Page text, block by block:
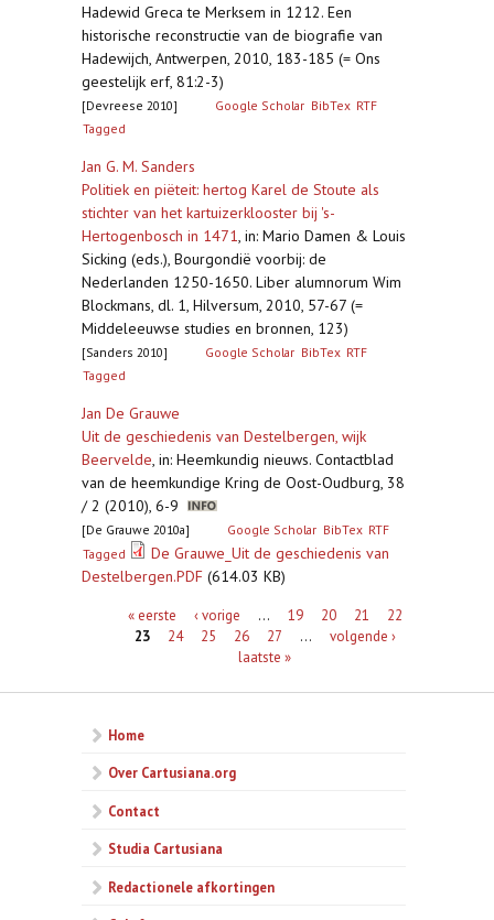
Hadewid Greca te Merksem in 1212. Een
historische reconstructie van de biografie van
Hadewijch, Antwerpen, 2010, 183-185 (= Ons
geestelijk erf, 81:2-3)
[Devreese 2010] Google Scholar BibTex RTF
Tagged
Jan G. M. Sanders
Politiek en piëteit: hertog Karel de Stoute als
stichter van het kartuizerklooster bij 's-
Hertogenbosch in 1471, in: Mario Damen & Louis
Sicking (eds.), Bourgondië voorbij: de
Nederlanden 1250-1650. Liber alumnorum Wim
Blockmans, dl. 1, Hilversum, 2010, 57-67 (=
Middeleeuwse studies en bronnen, 123)
[Sanders 2010] Google Scholar BibTex RTF
Tagged
Jan De Grauwe
Uit de geschiedenis van Destelbergen, wijk
Beervelde, in: Heemkundig nieuws. Contactblad
van de heemkundige Kring de Oost-Oudburg, 38
/ 2 (2010), 6-9
[De Grauwe 2010a] Google Scholar BibTex RTF
Tagged
De Grauwe_Uit de geschiedenis van
Destelbergen.PDF (614.03 KB)
Pagina's« eerste ‹ vorige … 19 20 21
22
23
24 25 26 27 …
volgende ›
laatste »
Home
Over Cartusiana.org
Contact
Studia Cartusiana
Redactionele afkortingen